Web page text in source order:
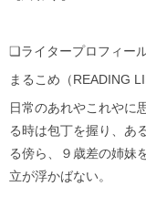
❏ライタープロフィー
まるこめ（READING
日常のあれやこれやに
る時は包丁を握り、あ
る傍ら、９歳差の姉妹
立が浮かばない。